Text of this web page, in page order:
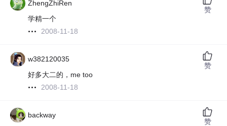
ZhengZhiRen
学精一个
2008-11-18
赞
w382120035
好多大二的，me too
2008-11-18
赞
backway
赞